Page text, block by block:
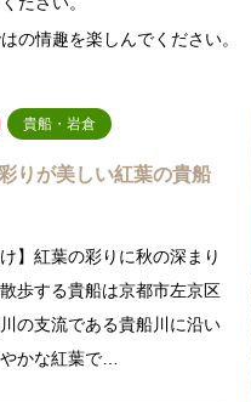
の情趣を楽しんでください。
貴船・岩倉
りが美しい紅葉の貴船
】紅葉の彩りに秋の深まり
歩する貴船は京都市左京区
の支流である貴船川に沿い
かな紅葉で…